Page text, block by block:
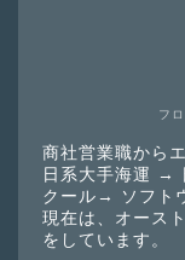
フ
商社営業職から
日系大手海運 →
クール→ ソフト
現在は、オース
をしています。